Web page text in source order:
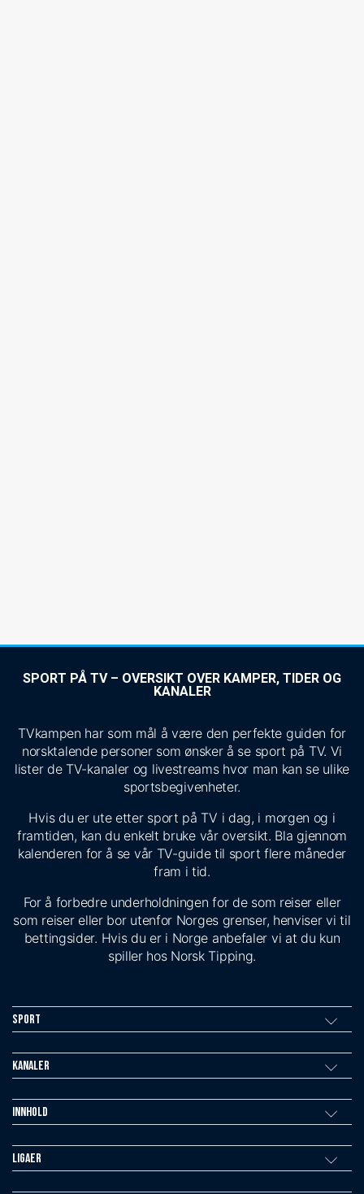
SPORT PÅ TV – OVERSIKT OVER KAMPER, TIDER OG
KANALER
TVkampen har som mål å være den perfekte guiden for
norsktalende personer som ønsker å se sport på TV. Vi
lister de TV-kanaler og livestreams hvor man kan se ulike
sportsbegivenheter.
Hvis du er ute etter sport på TV i dag, i morgen og i
framtiden, kan du enkelt bruke vår oversikt. Bla gjennom
kalenderen for å se vår TV-guide til sport flere måneder
fram i tid.
For å forbedre underholdningen for de som reiser eller
som reiser eller bor utenfor Norges grenser, henviser vi til
bettingsider. Hvis du er i Norge anbefaler vi at du kun
spiller hos Norsk Tipping.
Sport
Kanaler
Innhold
Ligaer